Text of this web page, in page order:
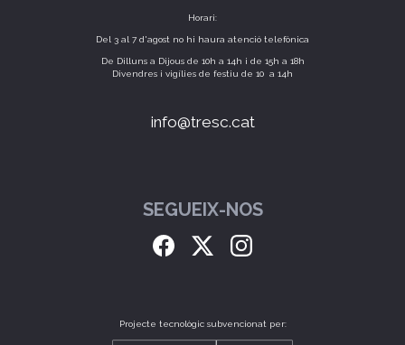
Horari:
Del 3 al 7 d'agost no hi haura atenció telefònica
De Dilluns a Dijous de 10h a 14h i de 15h a 18h
Divendres i vigílies de festiu de 10 a 14h
info@tresc.cat
SEGUEIX-NOS
Projecte tecnològic subvencionat per: